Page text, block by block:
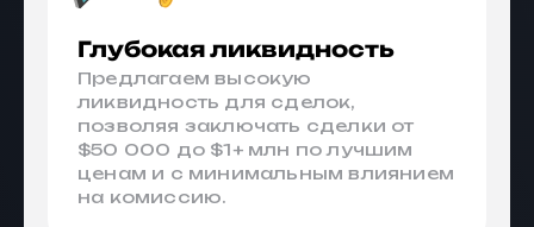
Глубокая ликвидность
Предлагаем высокую
ликвидность для сделок,
позволяя заключать сделки от
$50 000 до $1+ млн по лучшим
ценам и с минимальным влиянием
на комиссию.